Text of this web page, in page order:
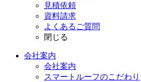
見積依頼
資料請求
よくあるご質問
閉じる
会社案内
会社案内
スマートルーフのこだわり